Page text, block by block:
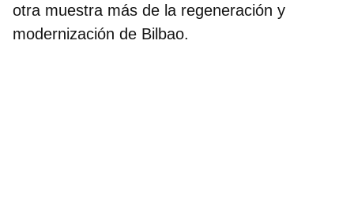
otra muestra más de la regeneración y
modernización de Bilbao.